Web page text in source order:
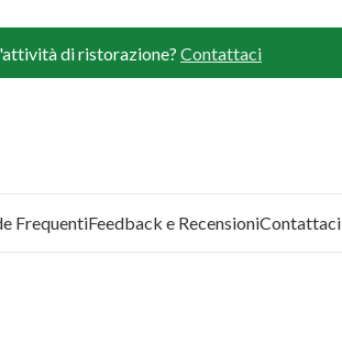
di ristorazione? Contattaci
FrequentiFeedback e RecensioniContattaci